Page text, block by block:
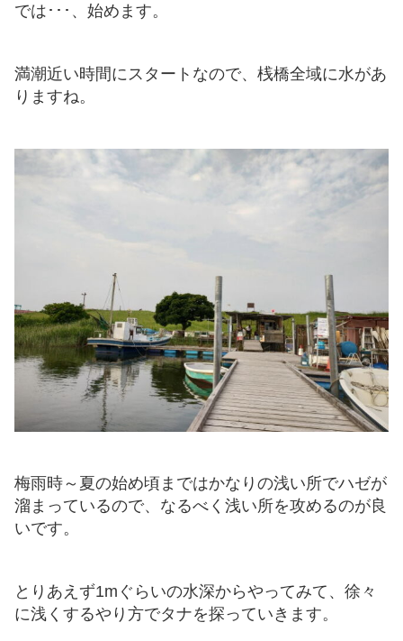
では･･･、始めます。
満潮近い時間にスタートなので、桟橋全域に水があ
りますね。
梅雨時～夏の始め頃まではかなりの浅い所でハゼが
溜まっているので、なるべく浅い所を攻めるのが良
いです。
とりあえず1mぐらいの水深からやってみて、徐々
に浅くするやり方でタナを探っていきます。